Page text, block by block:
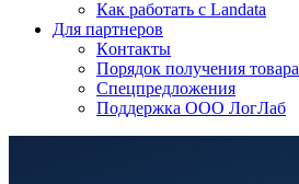
Как работать с Landata
Для партнеров
Кoнтaкты
Порядок получения товара
Спецпредложения
Поддержка ООО ЛогЛаб